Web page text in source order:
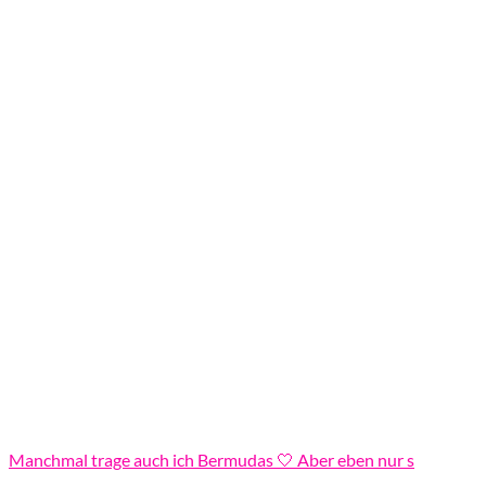
Manchmal trage auch ich Bermudas 🤍 Aber eben nur s